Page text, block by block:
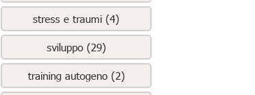
stress e traumi (4)
sviluppo (29)
training autogeno (2)